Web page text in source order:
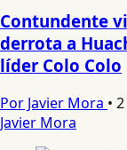
Contundente
derrota a
líder Colo Colo
Por Javier Mora •
Javier Mora